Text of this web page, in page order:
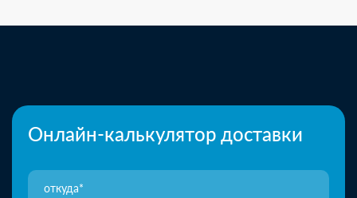
Онлайн-калькулятор доставки